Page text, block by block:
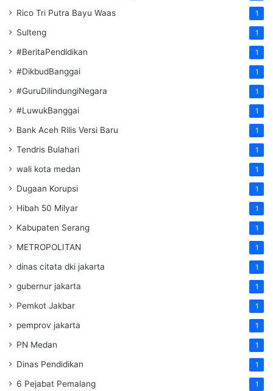
Rico Tri Putra Bayu Waas 1
Sulteng 1
#BeritaPendidikan 1
#DikbudBanggai 1
#GuruDilindungiNegara 1
#LuwukBanggai 1
Bank Aceh Rilis Versi Baru 1
Tendris Bulahari 1
wali kota medan 1
Dugaan Korupsi 1
Hibah 50 Milyar 1
Kabupaten Serang 1
METROPOLITAN 1
dinas citata dki jakarta 1
gubernur jakarta 1
Pemkot Jakbar 1
pemprov jakarta 1
PN Medan 1
Dinas Pendidikan 1
6 Pejabat Pemalang 1